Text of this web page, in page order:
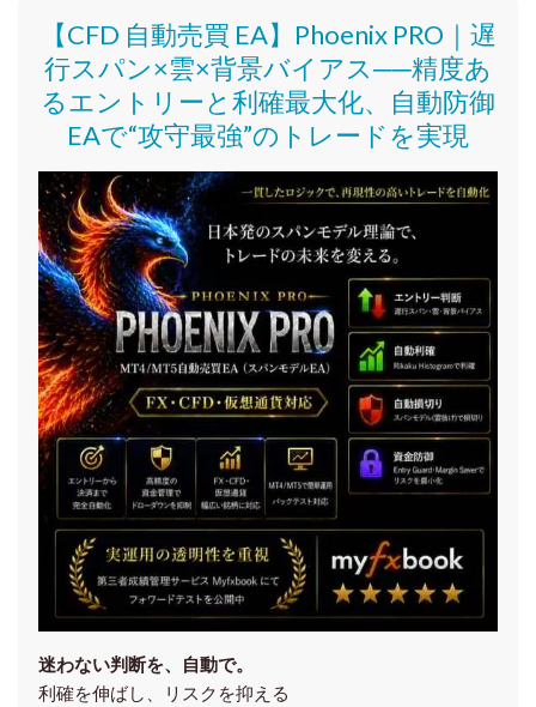
【CFD 自動売買 EA】Phoenix PRO｜遅
行スパン×雲×背景バイアス──精度あ
るエントリーと利確最大化、自動防御
EAで“攻守最強”のトレードを実現
迷わない判断を、自動で。
利確を伸ばし、リスクを抑える